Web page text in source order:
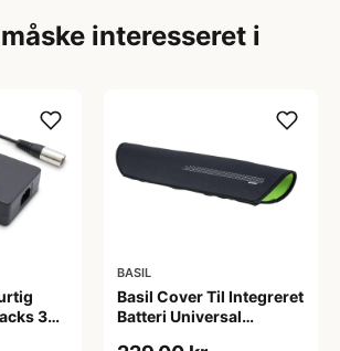
interesseret i
36V
BASIL
Basil Cover Til Integreret
Batteri Universal